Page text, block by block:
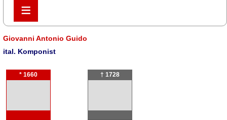
≡
≡
Giovanni Antonio Guido
ital. Komponist
* 1660 † 1728